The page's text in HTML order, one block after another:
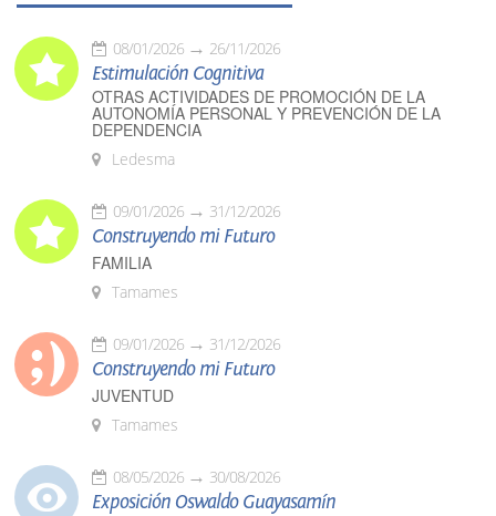
08/01/2026 26/11/2026
Estimulación Cognitiva
OTRAS ACTIVIDADES DE PROMOCIÓN DE LA
AUTONOMÍA PERSONAL Y PREVENCIÓN DE LA
DEPENDENCIA
Ledesma
09/01/2026 31/12/2026
Construyendo mi Futuro
FAMILIA
Tamames
09/01/2026 31/12/2026
Construyendo mi Futuro
JUVENTUD
Tamames
08/05/2026 30/08/2026
Exposición Oswaldo Guayasamín